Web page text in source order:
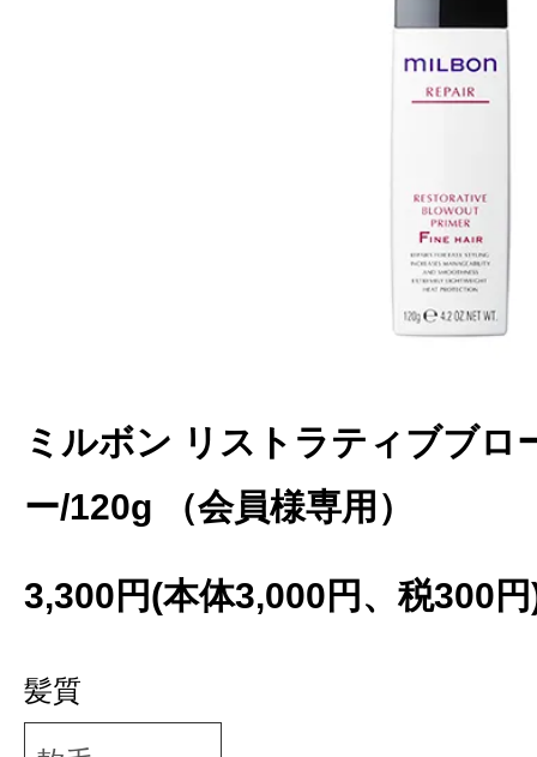
ミルボン リストラティブブロ
ー/120g （会員様専用）
3,300円(本体3,000円、税300
髪質